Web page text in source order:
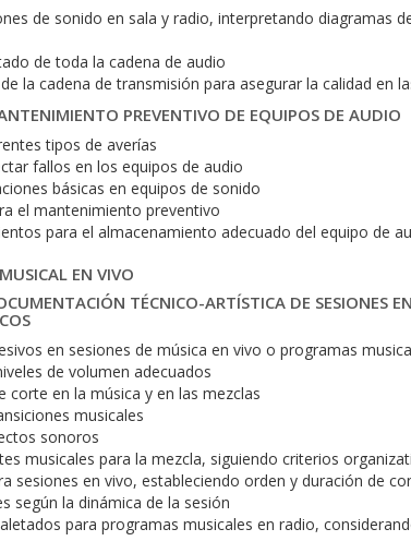
de sonido en sala y radio, interpretando diagramas
de toda la cadena de audio
la cadena de transmisión para asegurar la calidad en
PREVENTIVO DE EQUIPOS DE AUDIO
tipos de averías
fallos en los equipos de audio
básicas en equipos de sonido
el mantenimiento preventivo
para el almacenamiento adecuado del equipo de
EN VIVO
TÉCNICO-ARTÍSTICA DE SESIONES
en sesiones de música en vivo o programas
de volumen adecuados
corte en la música y en las mezclas
musicales
sonoros
musicales para la mezcla, siguiendo criterios
sesiones en vivo, estableciendo orden y duración de
según la dinámica de la sesión
para programas musicales en radio,